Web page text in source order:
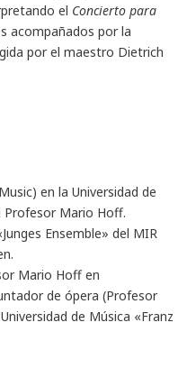
el Concierto para
acompañados por la
por el maestro Dietrich
en la Universidad de
Profesor Mario Hoff.
Ensemble» del MIR
Mario Hoff en
de ópera (Profesor
de Música «Franz